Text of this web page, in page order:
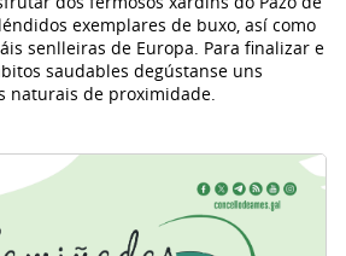
exemplares de buxo, así como
senlleiras de Europa. Para finalizar e
saudables degústanse uns
naturais de proximidade.